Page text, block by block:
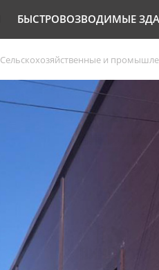
БЫСТРОВОЗВОДИМЫЕ
Сельскохозяйственные и